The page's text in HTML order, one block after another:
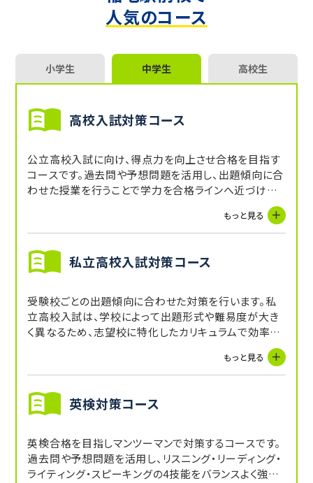
人気のコース
小学生 中学生 高校生
高校入試対策コース
公立高校入試に向け、得点力を向上させ合格を目指す
コースです。過去問や予想問題を活用し、出題傾向に合
わせた授業を行うことで学力を合格ラインへ近づけま
もっと見る
私立高校入試対策コース
受験校ごとの出題傾向に合わせた対策を行います。私
立高校入試は、学校によって出題形式や難易度が大き
く異なるため、志望校に特化したカリキュラムで効率よ
もっと見る
英検対策コース
英検合格を目指しマンツーマンで対策するコースです。
過去問や予想問題を活用し、リスニング・リーディング・
ライティング・スピーキングの4技能をバランスよく強化